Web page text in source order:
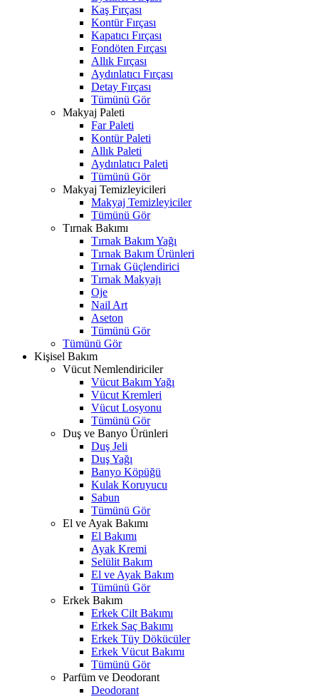
Kaş Fırçası
Kontür Fırçası
Kapatıcı Fırçası
Fondöten Fırçası
Allık Fırçası
Aydınlatıcı Fırçası
Detay Fırçası
Tümünü Gör
Makyaj Paleti
Far Paleti
Kontür Paleti
Allık Paleti
Aydınlatıcı Paleti
Tümünü Gör
Makyaj Temizleyicileri
Makyaj Temizleyiciler
Tümünü Gör
Tırnak Bakımı
Tırnak Bakım Yağı
Tırnak Bakım Ürünleri
Tırnak Güçlendirici
Tırnak Makyajı
Oje
Nail Art
Aseton
Tümünü Gör
Tümünü Gör
Kişisel Bakım
Vücut Nemlendiriciler
Vücut Bakım Yağı
Vücut Kremleri
Vücut Losyonu
Tümünü Gör
Duş ve Banyo Ürünleri
Duş Jeli
Duş Yağı
Banyo Köpüğü
Kulak Koruyucu
Sabun
Tümünü Gör
El ve Ayak Bakımı
El Bakımı
Ayak Kremi
Selülit Bakım
El ve Ayak Bakım
Tümünü Gör
Erkek Bakım
Erkek Cilt Bakımı
Erkek Saç Bakımı
Erkek Tüy Dökücüler
Erkek Vücut Bakımı
Tümünü Gör
Parfüm ve Deodorant
Deodorant